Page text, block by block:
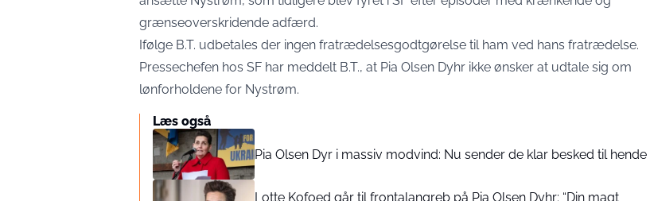
grænseoverskridende adfærd.
Ifølge B.T. udbetales der ingen fratrædelsesgodtgørelse til ham ved hans fratrædelse.
Pressechefen hos SF har meddelt B.T., at Pia Olsen Dyhr ikke ønsker at udtale sig om
lønforholdene for Nystrøm.
Læs også
Pia Olsen Dyr i massiv modvind: Nu sender de klar besked til hende
Lotte Kofoed går til frontalangreb på Pia Olsen Dyhr: “Din magt